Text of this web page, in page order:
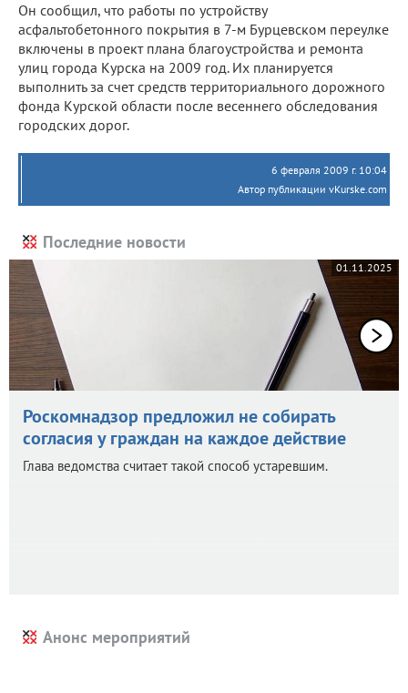
Он сообщил, что работы по устройству
асфальтобетонного покрытия в 7-м Бурцевском переулке
включены в проект плана благоустройства и ремонта
улиц города Курска на 2009 год. Их планируется
выполнить за счет средств территориального дорожного
фонда Курской области после весеннего обследования
городских дорог.
6 февраля 2009 г. 10:04
Автор публикации vKurske.com
Последние новости
01.11.2025
Роскомнадзор предложил не собирать
согласия у граждан на каждое действие
Глава ведомства считает такой способ устаревшим.
Анонс мероприятий